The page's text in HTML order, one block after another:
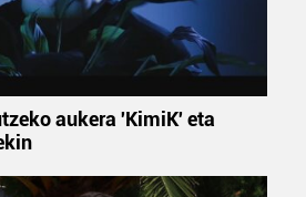
aukera 'KimiK' eta